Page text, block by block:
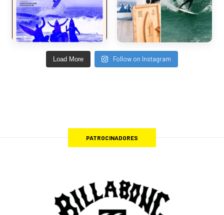
Load More Follow on Instagram
PATROCINADORES